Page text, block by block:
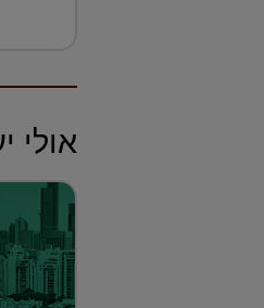
אולי